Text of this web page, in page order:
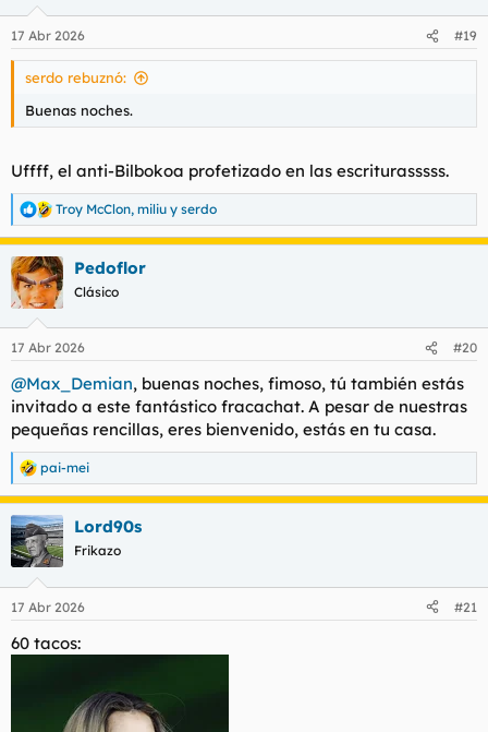
e
s
17 Abr 2026 #19
serdo rebuznó:
Buenas noches.
Uffff, el anti-Bilbokoa profetizado en las escriturasssss.
R
e
a
c
c
i
e
:
Troy McClon, miliu y serdo
Pedoflor
Clásico
17 Abr 2026 #20
@Max_Demian, buenas noches, fimoso, tú también estás
invitado a este fantástico fracachat. A pesar de nuestras
pequeñas rencillas, eres bienvenido, estás en tu casa.
R
e
a
c
c
i
e
:
pai-mei
Lord90s
Frikazo
17 Abr 2026 #21
60 tacos: